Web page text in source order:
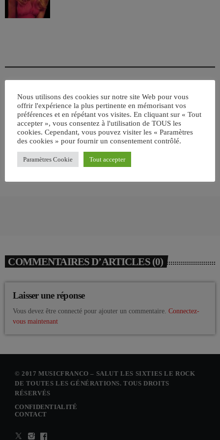
ÉCRIT PAR: JEAN-CLAUDE
email
COMMENTAIRES D’ARTICLES (0)
Laisser une réponse
Vous devez être connecté pour ajouter un commentaire. Connectez-
vous maintenant
© 2017 MUSICFRANCO – SALUT LES SIXTIES LE ROCK
DE TOUTES LES GÉNÉRATIONS. TOUS DROITS
RÉSERVÉS
CONFIDENTIALITÉ
CONTACT
Nous utilisons des cookies sur notre site Web pour vous
offrir l'expérience la plus pertinente en mémorisant vos
préférences et en répétant vos visites. En cliquant sur « Tout
accepter », vous consentez à l'utilisation de TOUS les
cookies. Cependant, vous pouvez visiter les « Paramètres
des cookies » pour fournir un consentement contrôlé.
Paramètres Cookie Tout accepter